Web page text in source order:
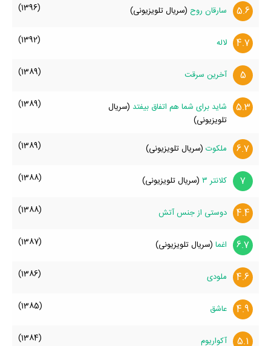
5.6 سارقان روح (سریال تلویزیونی) (1396)
4.7 لاله (1392)
5 آخرین سرقت (1389)
5.3 شاید برای شما هم اتفاق بیفتد (سریال
تلویزیونی)
(1389)
6.7 ملکوت (سریال تلویزیونی) (1389)
7 کلانتر ۳ (سریال تلویزیونی) (1388)
4.4 دوستی از جنس آتش (1388)
6.7 اغما (سریال تلویزیونی) (1387)
4.6 ملودی (1386)
4.9 عاشق (1385)
5.1 آکواریوم (1384)